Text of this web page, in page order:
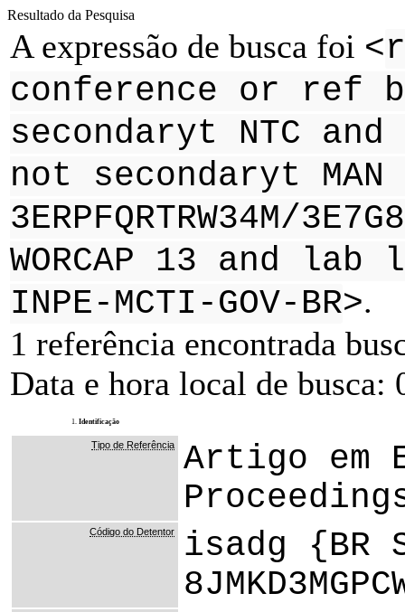
Resultado da Pesquisa
A expressão de busca foi <
conference or ref
secondaryt NTC
not secondaryt
3ERPFQRTRW34M/
WORCAP 13 and
INPE-MCTI-GOV-BR>.
1 referência encontrada
Data e hora local de busca:
1. Identificação
Tipo de Referência
Artigo em
Código do Detentor
isadg {BR